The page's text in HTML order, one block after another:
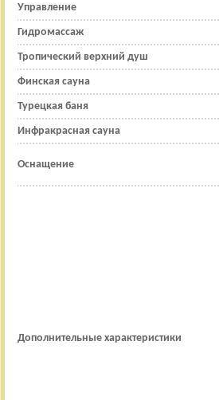
Управление
Гидромассаж
Тропический верхний душ
Финская сауна
Турецкая баня
Инфракрасная сауна
Оснащение
Дополнительные характеристики